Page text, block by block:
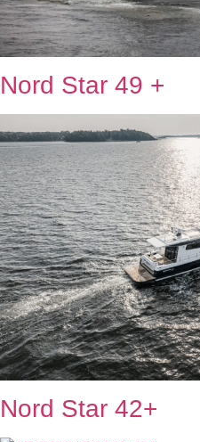
Nord Star 49 +
Nord Star 42+